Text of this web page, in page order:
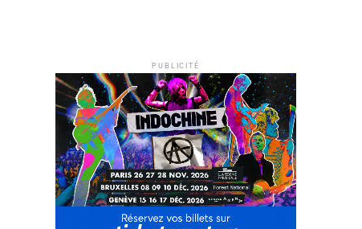
PUBLICITÉ